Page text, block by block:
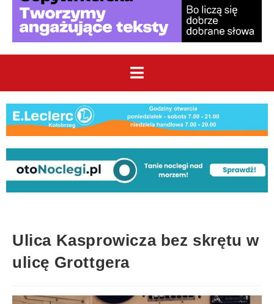
Ulica Kasprowicza bez skrętu w
ulicę Grottgera